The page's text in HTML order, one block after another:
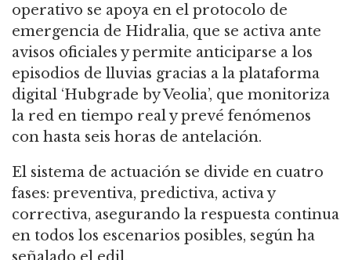
operativo se apoya en el protocolo de
emergencia de Hidralia, que se activa ante
avisos oficiales y permite anticiparse a los
episodios de lluvias gracias a la plataforma
digital ‘Hubgrade by Veolia’, que monitoriza
la red en tiempo real y prevé fenómenos
con hasta seis horas de antelación.
El sistema de actuación se divide en cuatro
fases: preventiva, predictiva, activa y
correctiva, asegurando la respuesta continua
en todos los escenarios posibles, según ha
señalado el edil.